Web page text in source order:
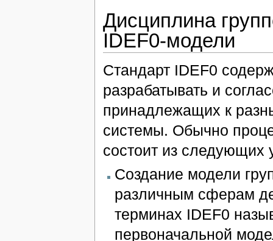
Дисциплина
IDEF0-модели
Стандарт IDEF0
разрабатывать и
принадлежащих к
системы. Обычно
состоит из следующих
Создание модели
различным сферам
терминах IDEF0
первоначальной